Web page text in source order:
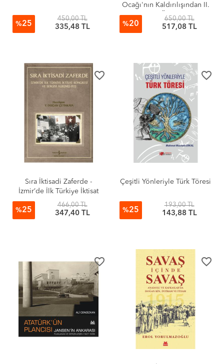
%25
450,00 TL
335,48 TL
Ocağı'nın Kaldırılışından II.
Mahmud'un Ölümüne Kadar
(1826-1839)
%20
650,00 TL
517,08 TL
favorite_border
Sıra İktisadi Zaferde -
İzmir’de İlk Türkiye İktisat
Kongresi ve Sergisi Albümü
- 1923
%25
466,00 TL
347,40 TL
favorite_border
Çeşitli Yönleriyle Türk Töresi
%25
193,00 TL
143,88 TL
favorite_border favorite_border